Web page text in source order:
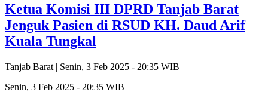
Ketua Komisi III DPRD Tanjab Barat
Jenguk Pasien di RSUD KH. Daud Arif
Kuala Tungkal
Tanjab Barat | Senin, 3 Feb 2025 - 20:35 WIB
Senin, 3 Feb 2025 - 20:35 WIB